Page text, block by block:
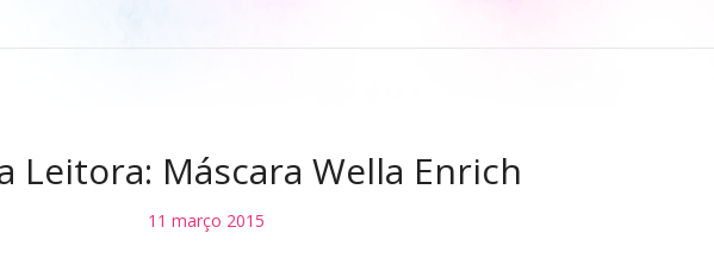
Leitora: Máscara Wella Enrich
11 março 2015